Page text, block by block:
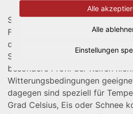
Alle
Alle
Einstellungen
Schneebedeckte, vereiste oder
Fahrbahnen bei geringen
die Haftung von Reifen
Sommerreifen, da ihre harte
besondere Profil der Reifen
Witterungsbedingungen
dagegen sind speziell für
Grad Celsius, Eis oder Schnee